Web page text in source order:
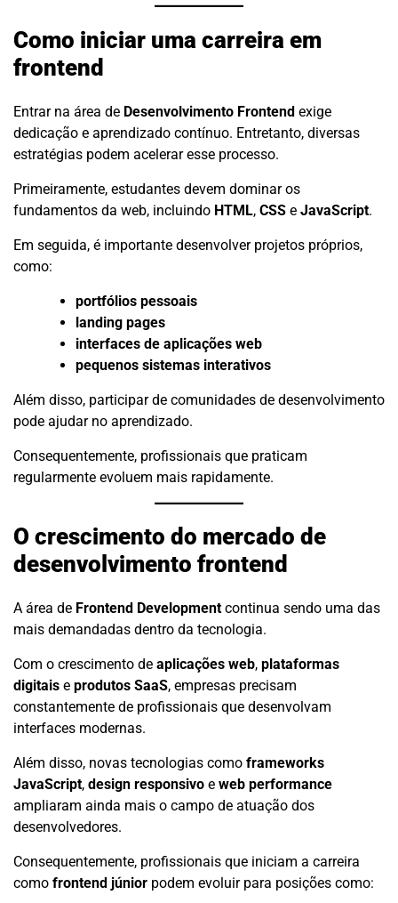
Como iniciar uma carreira em
frontend
Entrar na área de Desenvolvimento Frontend exige
dedicação e aprendizado contínuo. Entretanto, diversas
estratégias podem acelerar esse processo.
Primeiramente, estudantes devem dominar os
fundamentos da web, incluindo HTML, CSS e JavaScript.
Em seguida, é importante desenvolver projetos próprios,
como:
portfólios pessoais
landing pages
interfaces de aplicações web
pequenos sistemas interativos
Além disso, participar de comunidades de desenvolvimento
pode ajudar no aprendizado.
Consequentemente, profissionais que praticam
regularmente evoluem mais rapidamente.
O crescimento do mercado de
desenvolvimento frontend
A área de Frontend Development continua sendo uma das
mais demandadas dentro da tecnologia.
Com o crescimento de aplicações web, plataformas
digitais e produtos SaaS, empresas precisam
constantemente de profissionais que desenvolvam
interfaces modernas.
Além disso, novas tecnologias como frameworks
JavaScript, design responsivo e web performance
ampliaram ainda mais o campo de atuação dos
desenvolvedores.
Consequentemente, profissionais que iniciam a carreira
como frontend júnior podem evoluir para posições como: